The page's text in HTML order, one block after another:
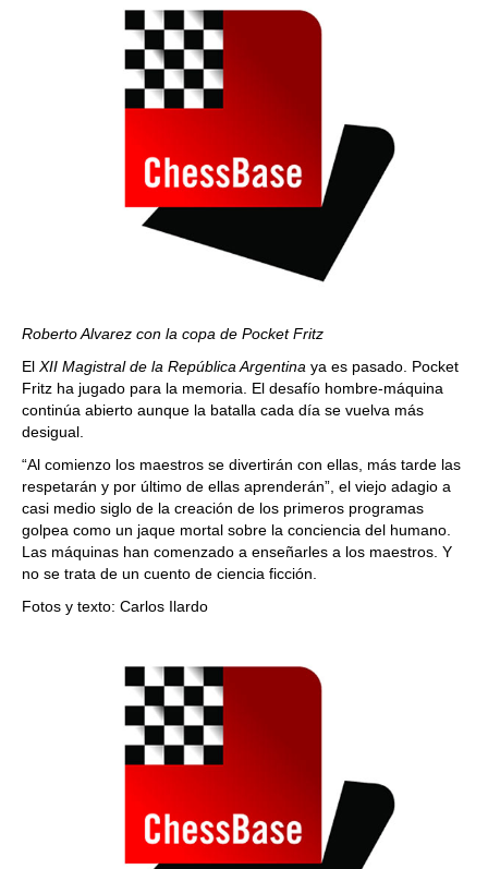
Roberto Alvarez con la copa de Pocket Fritz
El XII Magistral de la República Argentina ya es pasado. Pocket
Fritz ha jugado para la memoria. El desafío hombre-máquina
continúa abierto aunque la batalla cada día se vuelva más
desigual.
“Al comienzo los maestros se divertirán con ellas, más tarde las
respetarán y por último de ellas aprenderán”, el viejo adagio a
casi medio siglo de la creación de los primeros programas
golpea como un jaque mortal sobre la conciencia del humano.
Las máquinas han comenzado a enseñarles a los maestros. Y
no se trata de un cuento de ciencia ficción.
Fotos y texto: Carlos Ilardo